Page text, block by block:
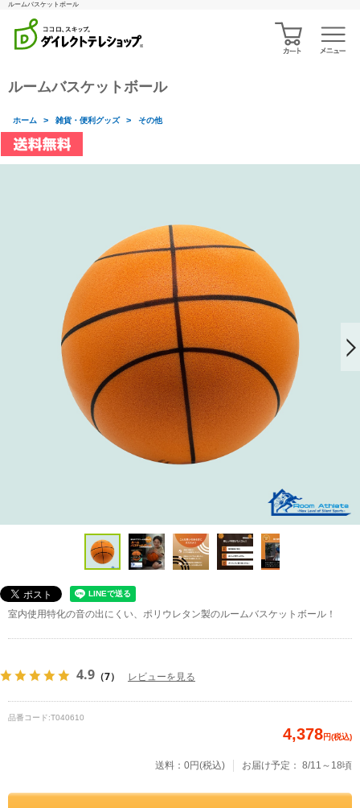
ルームバスケットボール
ルームバスケットボール
ホーム > 雑貨・便利グッズ > その他
室内使用特化の音の出にくい、ポリウレタン製のルームバスケットボール！
4.9 （7） レビューを見る
品番コード:T040610
4,378円(税込)
送料：0円(税込) お届け予定： 8/11～18頃